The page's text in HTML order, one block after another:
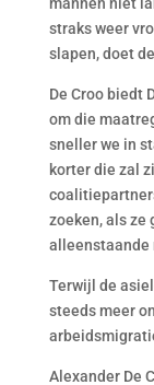
straks weer
slapen, doet
De Croo biedt
om die
sneller we in
korter die zal
zoeken, als ze
alleenstaande
Terwijl de
steeds meer
Alexander De